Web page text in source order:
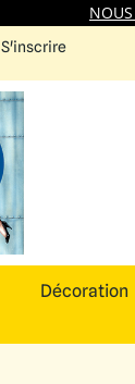
S'inscrire
Décoration